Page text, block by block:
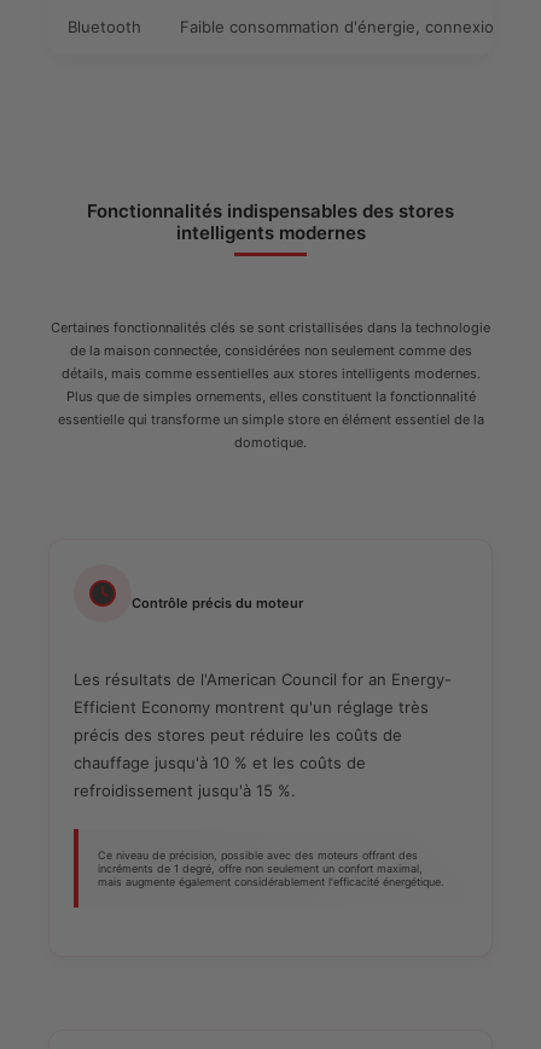
Bluetooth Faible consommation d'énergie, connexion
Fonctionnalités indispensables des stores
intelligents modernes
Certaines fonctionnalités clés se sont cristallisées dans la technologie
de la maison connectée, considérées non seulement comme des
détails, mais comme essentielles aux stores intelligents modernes.
Plus que de simples ornements, elles constituent la fonctionnalité
essentielle qui transforme un simple store en élément essentiel de la
domotique.
Contrôle précis du moteur
Les résultats de l'American Council for an Energy-
Efficient Economy montrent qu'un réglage très
précis des stores peut réduire les coûts de
chauffage jusqu'à 10 % et les coûts de
refroidissement jusqu'à 15 %.
Ce niveau de précision, possible avec des moteurs offrant des
incréments de 1 degré, offre non seulement un confort maximal,
mais augmente également considérablement l'efficacité énergétique.